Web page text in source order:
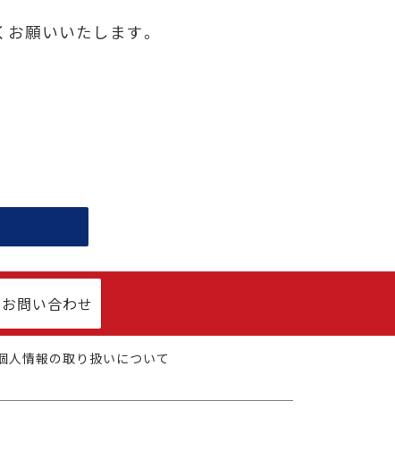
願いいたします。
お問い合わせ
人情報の取り扱いについて